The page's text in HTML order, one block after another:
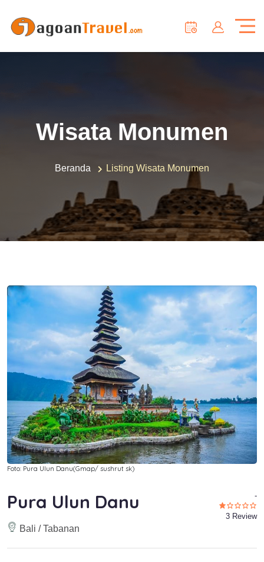
Wisata Monumen
Beranda Listing Wisata Monumen
Foto: Pura Ulun Danu(Gmap/ sushrut sk)
Pura Ulun Danu
Bali / Tabanan
-
3 Review